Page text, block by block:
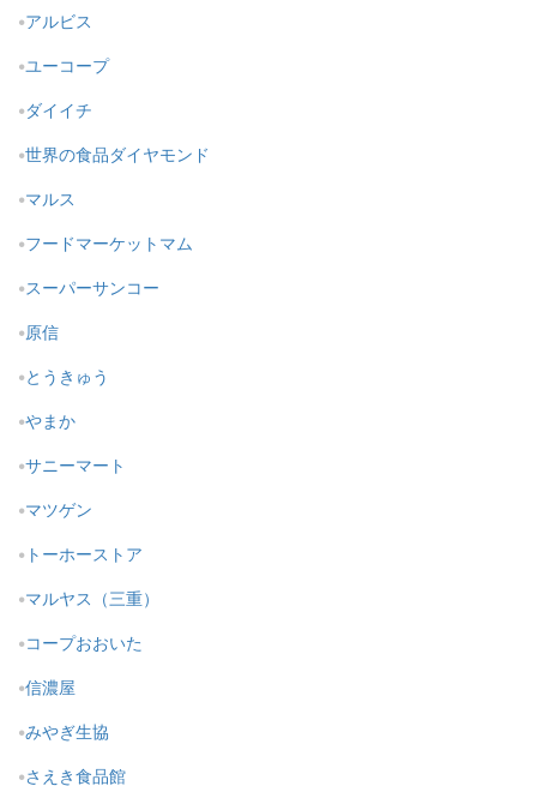
アルビス
ユーコープ
ダイイチ
世界の食品ダイヤモンド
マルス
フードマーケットマム
スーパーサンコー
原信
とうきゅう
やまか
サニーマート
マツゲン
トーホーストア
マルヤス（三重）
コープおおいた
信濃屋
みやぎ生協
さえき食品館